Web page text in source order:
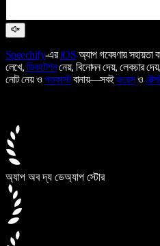
Speechify-এরiOS অ্যাপ গবেষণায় সহায়তা
লেখে, ডিকটেশননেয়, বিনোদন দেয়, লেকচার
নোট নেয় ও পডকাস্টবানায়—সবইভয়েসও
অ্যাপ অব দ্য ডেঅ্যাপ স্টোর